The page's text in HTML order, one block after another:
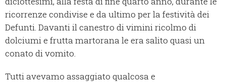
ricorrenze condivise e da ultimo per la festività dei
Defunti. Davanti il canestro di vimini ricolmo di
dolciumi e frutta martorana le era salito quasi un
conato di vomito.
Tutti avevamo assaggiato qualcosa e